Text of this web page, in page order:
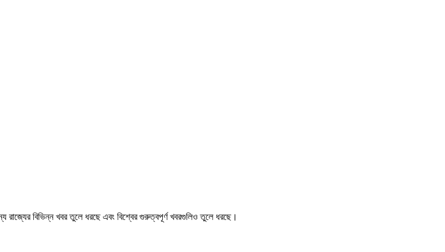
বিভিন্ন খবর তুলে ধরছে এবং বিশ্বের গুরুত্বপূর্ণ খবরগুলিও তুলে ধরছে।